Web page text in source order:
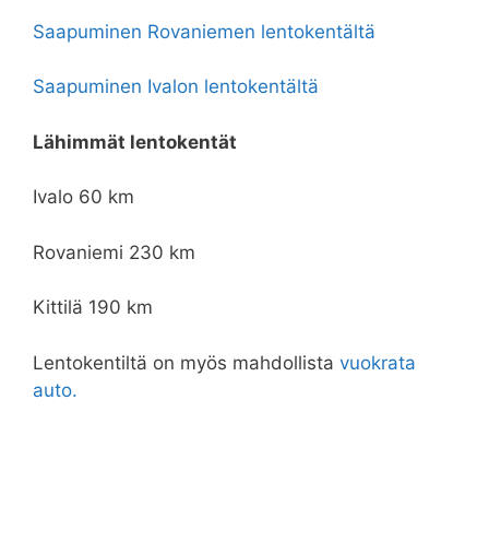
Saapuminen Rovaniemen lentokentältä
Saapuminen Ivalon lentokentältä
Lähimmät lentokentät
Ivalo 60 km
Rovaniemi 230 km
Kittilä 190 km
Lentokentiltä on myös mahdollista vuokrata
auto.